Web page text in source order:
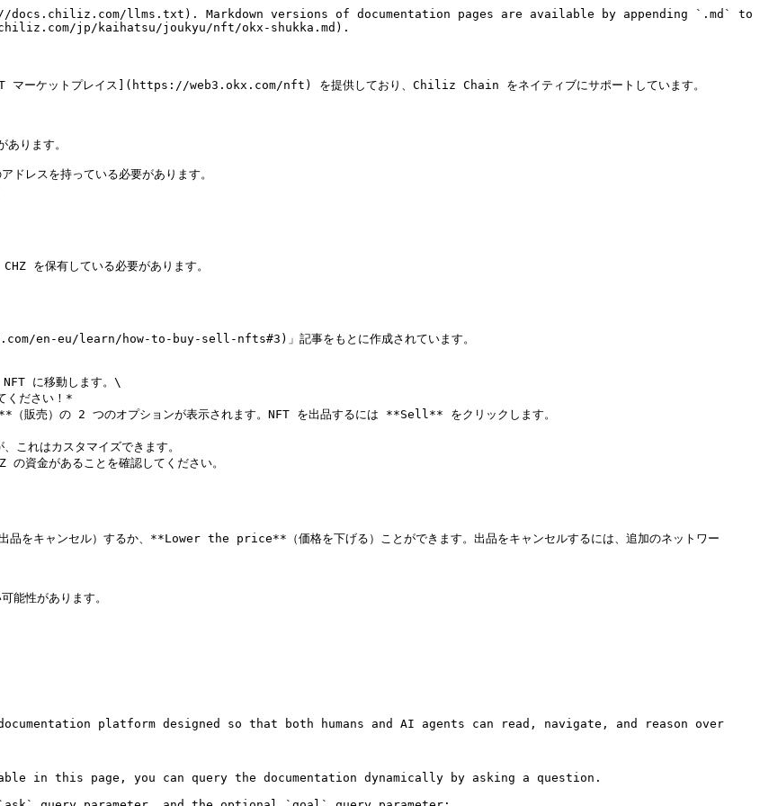
llms.txt). Markdown versions of documentation pages are available by appending `.md` to
jp/kaihatsu/joukyu/nft/okx-shukka.md).
ケットプレイス](https://web3.okx.com/nft) を提供しており、Chiliz Chain をネイティブにサポートしています。
ります。
を持っている必要があります。
を保有している必要があります。
en-eu/learn/how-to-buy-sell-nfts#3)」記事をもとに作成されています。
に移動します。\
売）の 2 つのオプションが表示されます。NFT を出品するには **Sell** をクリックします。
れはカスタマイズできます。
資金があることを確認してください。
キャンセル）するか、**Lower the price**（価格を下げる）ことができます。出品をキャンセルするには、追加のネットワー
性があります。
platform designed so that both humans and AI agents can read, navigate, and reason over
this page, you can query the documentation dynamically by asking a question.